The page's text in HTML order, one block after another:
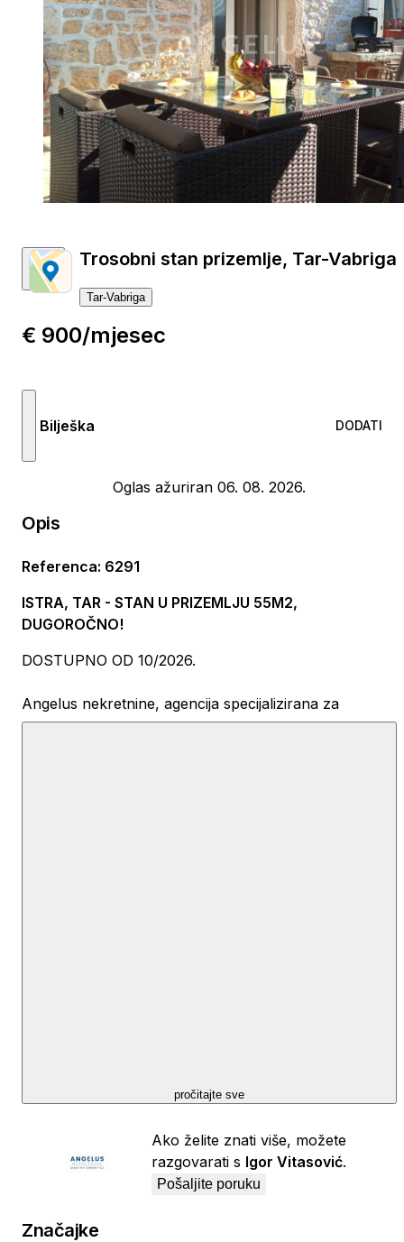
1
Trosobni stan prizemlje, Tar-Vabriga
Tar-Vabriga
€ 900/mjesec
Bilješka DODATI
Oglas ažuriran 06. 08. 2026.
Opis
Referenca: 6291
ISTRA, TAR - STAN U PRIZEMLJU 55M2,
DUGOROČNO!
DOSTUPNO OD 10/2026.
Angelus nekretnine, agencija specijalizirana za
dugoročne najmove nekretnina u Istri nudi Vam u
stan za dugoročni najam. Površine 55 četvornih
život ili boravak tijekom cijele godine.
Stan se nalazi na lokaciji, svega oko 1,5 kilometara od
osigurava dostupnost urbanih sadržaja. U mirnom
pročitajte sve
Ako želite znati više, možete
razgovarati s Igor Vitasović.
Pošaljite poruku
Značajke